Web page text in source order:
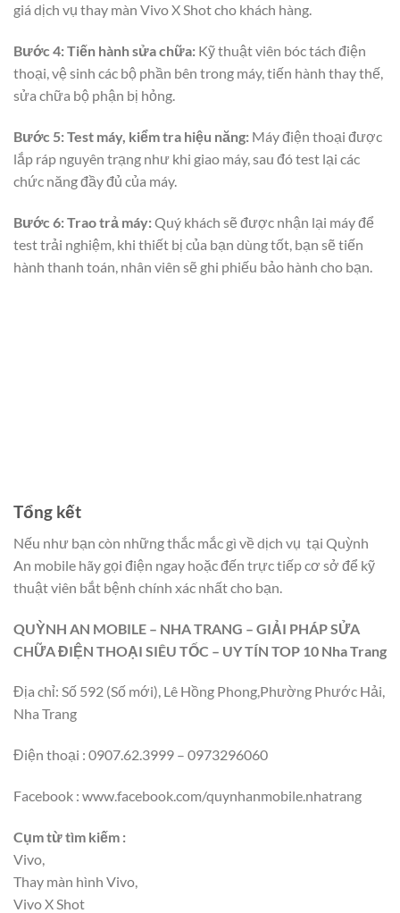
giá dịch vụ thay màn Vivo X Shot cho khách hàng.
Bước 4:Tiến hành sửa chữa: Kỹ thuật viên bóc tách điện
thoại, vệ sinh các bộ phần bên trong máy, tiến hành thay thế,
sửa chữa bộ phận bị hỏng.
Bước 5: Test máy, kiểm tra hiệu năng: Máy điện thoại được
lắp ráp nguyên trạng như khi giao máy, sau đó test lại các
chức năng đầy đủ của máy.
Bước 6: Trao trả máy:Quý khách sẽ được nhận lại máy để
test trải nghiệm, khi thiết bị của bạn dùng tốt, bạn sẽ tiến
hành thanh toán, nhân viên sẽ ghi phiếu bảo hành cho bạn.
Tổng kết
Nếu như bạn còn những thắc mắc gì về dịch vụ tại Quỳnh
An mobile hãy gọi điện ngay hoặc đến trực tiếp cơ sở để kỹ
thuật viên bắt bệnh chính xác nhất cho bạn.
QUỲNH AN MOBILE – NHA TRANG – GIẢI PHÁP SỬA
CHỮA ĐIỆN THOẠI SIÊU TỐC – UY TÍN TOP 10 Nha Trang
Địa chỉ: Số 592 (Số mới), Lê Hồng Phong,Phường Phước Hải,
Nha Trang
Điện thoại : 0907.62.3999 – 0973296060
Facebook : www.facebook.com/quynhanmobile.nhatrang
Cụm từ tìm kiếm :
Vivo,
Thay màn hình Vivo,
Vivo X Shot